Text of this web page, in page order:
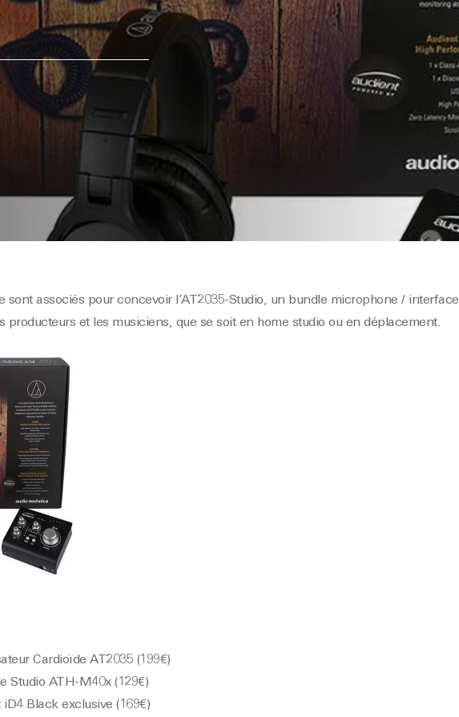
sont associés pour concevoir l’AT2035-Studio, un bundle microphone / interface
producteurs et les musiciens, que se soit en home studio ou en déplacement.
Cardioïde AT2035 (199€)
Studio ATH-M40x (129€)
Black exclusive (169€)